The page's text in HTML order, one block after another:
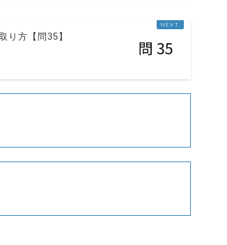
り方【問35】